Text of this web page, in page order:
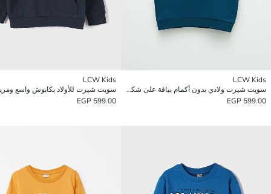
LCW Kids
سويت شيرت ولادي بدون أكمام بياقة على شكل حرف V وتطريز
599.00 EGP
LCW Kids
سويت شيرت للأولاد بكابوش واسع
599.00 EGP